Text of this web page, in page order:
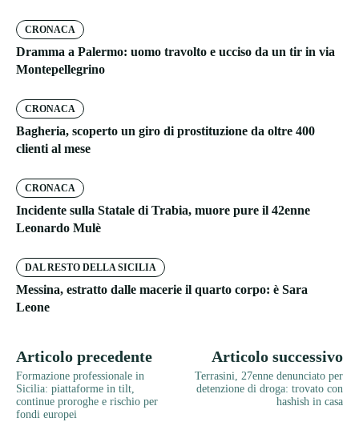
CRONACA
Dramma a Palermo: uomo travolto e ucciso da un tir in via
Montepellegrino
CRONACA
Bagheria, scoperto un giro di prostituzione da oltre 400
clienti al mese
CRONACA
Incidente sulla Statale di Trabia, muore pure il 42enne
Leonardo Mulè
DAL RESTO DELLA SICILIA
Messina, estratto dalle macerie il quarto corpo: è Sara
Leone
Articolo precedente
Formazione professionale in
Sicilia: piattaforme in tilt,
continue proroghe e rischio per
fondi europei
Articolo successivo
Terrasini, 27enne denunciato per
detenzione di droga: trovato con
hashish in casa